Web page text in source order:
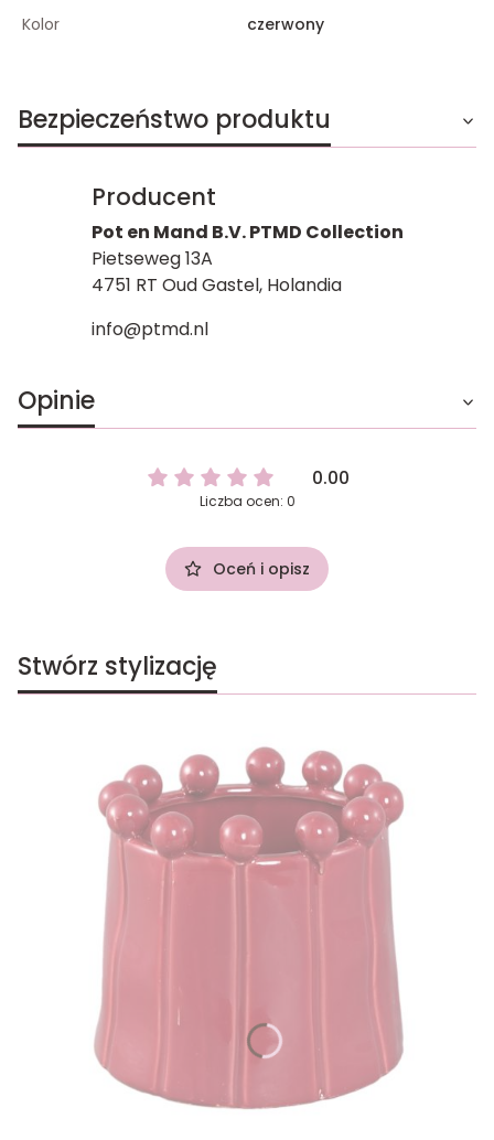
Kolor czerwony
Bezpieczeństwo produktu
Producent
Pot en Mand B.V. PTMD Collection
Pietseweg 13A
4751 RT Oud Gastel, Holandia
info@ptmd.nl
Opinie
0.00
Liczba ocen: 0
Oceń i opisz
Stwórz stylizację